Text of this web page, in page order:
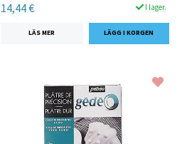
14,44 € I lager.
LÄS MER